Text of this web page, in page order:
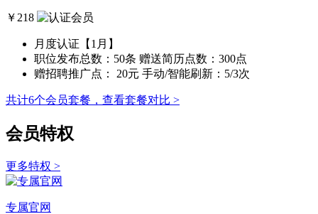
￥ 218
月度认证【1月】
职位发布总数：50条 赠送简历点数：300点
赠招聘推广点： 20元 手动/智能刷新：5/3次
共计6个会员套餐，查看套餐对比 >
会员特权
更多特权 >
专属官网